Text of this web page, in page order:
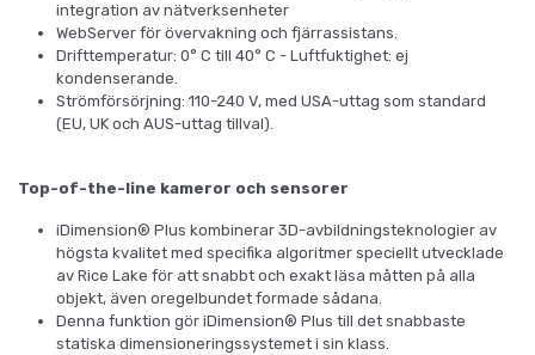
integration av nätverksenheter
WebServer för övervakning och fjärrassistans.
Drifttemperatur: 0° C till 40° C - Luftfuktighet: ej
kondenserande.
Strömförsörjning: 110-240 V, med USA-uttag som standard
(EU, UK och AUS-uttag tillval).
Top-of-the-line kameror och sensorer
iDimension® Plus kombinerar 3D-avbildningsteknologier av
högsta kvalitet med specifika algoritmer speciellt utvecklade
av Rice Lake för att snabbt och exakt läsa måtten på alla
objekt, även oregelbundet formade sådana.
Denna funktion gör iDimension® Plus till det snabbaste
statiska dimensioneringssystemet i sin klass.